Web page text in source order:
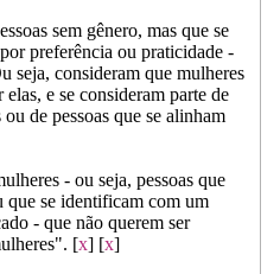
sem gênero, mas que se
preferência ou praticidade -
seja, consideram que mulheres
e se consideram parte de
de pessoas que se alinham
- ou seja, pessoas que
que se identificam com um
- que não querem ser
[x] [x]